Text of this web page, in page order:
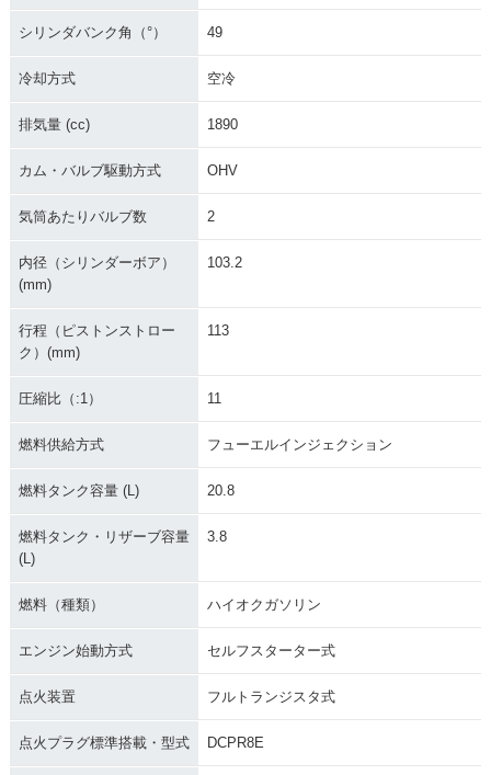
シリンダバンク角（°） 49
冷却方式 空冷
排気量 (cc) 1890
カム・バルブ駆動方式 OHV
気筒あたりバルブ数 2
内径（シリンダーボア）
(mm)
103.2
行程（ピストンストロー
ク）(mm)
113
圧縮比（:1） 11
燃料供給方式 フューエルインジェクション
燃料タンク容量 (L) 20.8
燃料タンク・リザーブ容量
(L)
3.8
燃料（種類） ハイオクガソリン
エンジン始動方式 セルフスターター式
点火装置 フルトランジスタ式
点火プラグ標準搭載・型式 DCPR8E